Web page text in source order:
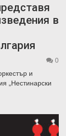
в
0
и
„Нестинарски